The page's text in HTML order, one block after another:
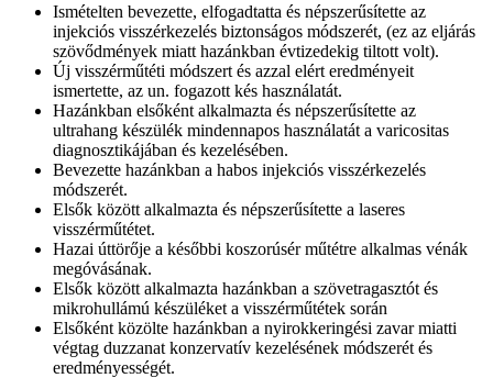
Ismételten bevezette, elfogadtatta és népszerűsítette az
injekciós visszérkezelés biztonságos módszerét, (ez az eljárás
szövődmények miatt hazánkban évtizedekig tiltott volt).
Új visszérműtéti módszert és azzal elért eredményeit
ismertette, az un. fogazott kés használatát.
Hazánkban elsőként alkalmazta és népszerűsítette az
ultrahang készülék mindennapos használatát a varicositas
diagnosztikájában és kezelésében.
Bevezette hazánkban a habos injekciós visszérkezelés
módszerét.
Elsők között alkalmazta és népszerűsítette a laseres
visszérműtétet.
Hazai úttörője a későbbi koszorúsér műtétre alkalmas vénák
megóvásának.
Elsők között alkalmazta hazánkban a szövetragasztót és
mikrohullámú készüléket a visszérműtétek során
Elsőként közölte hazánkban a nyirokkeringési zavar miatti
végtag duzzanat konzervatív kezelésének módszerét és
eredményességét.